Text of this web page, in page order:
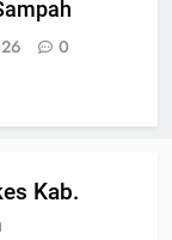
0
Kab.